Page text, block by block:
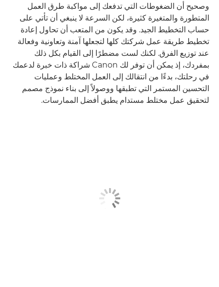
وصحيح أن الضغوطات التي تدفعك إلى مواكبة طرق العمل
المتطورة والمتغيرة كثيرة، لكن السرعة لا ينبغي أن تأتي على
حساب التخطيط الجيد. وقد يكون من المتعب أن تحاول إعادة
تخطيط طريقة عمل شركتك كلها لتجعلها آمنة وتعاونية وفعالة
عند توزيع الفرق. لكنك لست مضطرًا إلى القيام بكل ذلك
بمفردك، إذ يمكن أن توفر لك Canon شراكة ذات خبرة لدعمك
في رحلتك، بدءًا من انتقالك إلى العمل المختلط وعمليات
التحسين المستمر التي تطبقها ووصولاً إلى بناء نموذج مصمم
لتحقيق عمل مختلط مستدام يطبق أفضل الممارسات.